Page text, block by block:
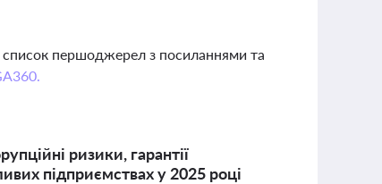
список першоджерел з посиланнями та
ризики, гарантії
підприємствах у 2025 році